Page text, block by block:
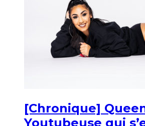
[Chronique]
Youtubeuse qui